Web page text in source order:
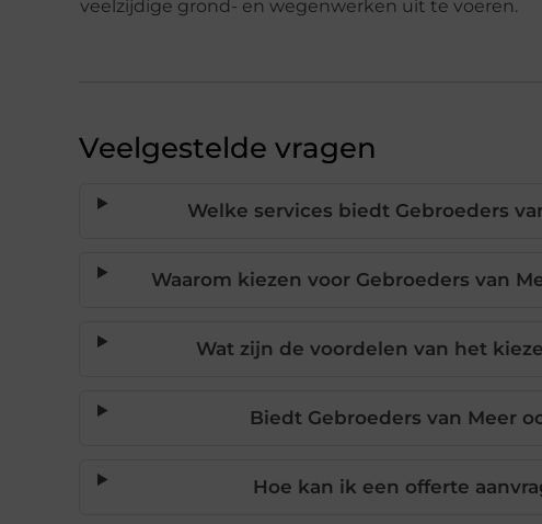
veelzijdige grond- en wegenwerken uit te voeren.
Veelgestelde vragen
Welke services biedt Gebroeders
Waarom kiezen voor Gebroeders van
Wat zijn de voordelen van het
Biedt Gebroeders van Meer
Hoe kan ik een offerte